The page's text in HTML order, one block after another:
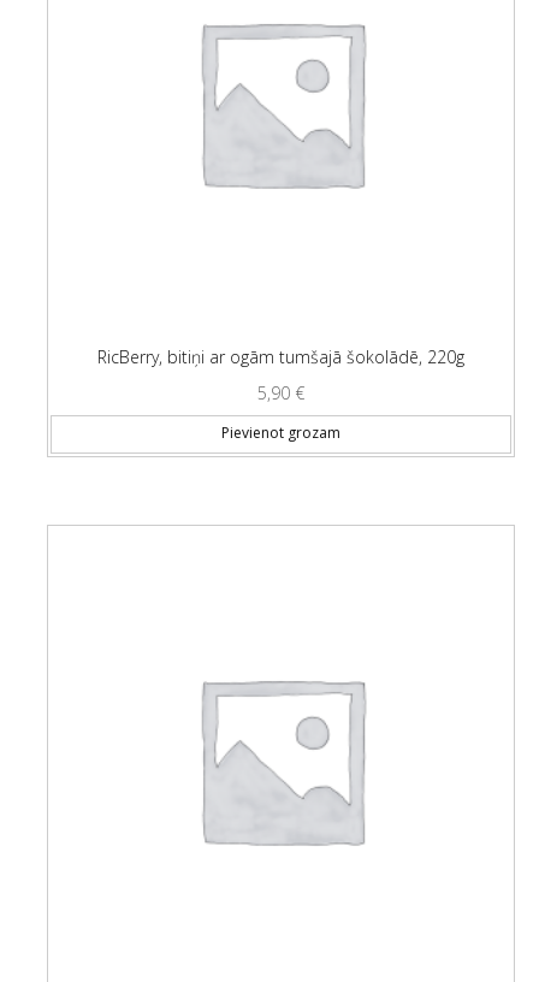
RicBerry, bitiņi ar ogām tumšajā šokolādē, 220g
5,90 €
Pievienot grozam